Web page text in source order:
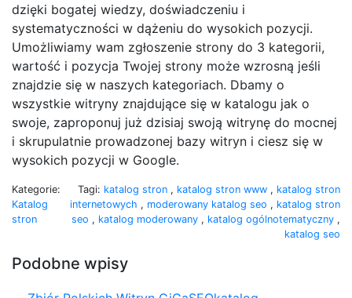
dzięki bogatej wiedzy, doświadczeniu i
systematyczności w dążeniu do wysokich pozycji.
Umożliwiamy wam zgłoszenie strony do 3 kategorii,
wartość i pozycja Twojej strony może wzrosną jeśli
znajdzie się w naszych kategoriach. Dbamy o
wszystkie witryny znajdujące się w katalogu jak o
swoje, zaproponuj już dzisiaj swoją witrynę do mocnej
i skrupulatnie prowadzonej bazy witryn i ciesz się w
wysokich pozycji w Google.
Kategorie:
Katalog
stron
Tagi: katalog stron , katalog stron www , katalog stron
internetowych , moderowany katalog seo , katalog stron
seo , katalog moderowany , katalog ogólnotematyczny ,
katalog seo
Podobne wpisy